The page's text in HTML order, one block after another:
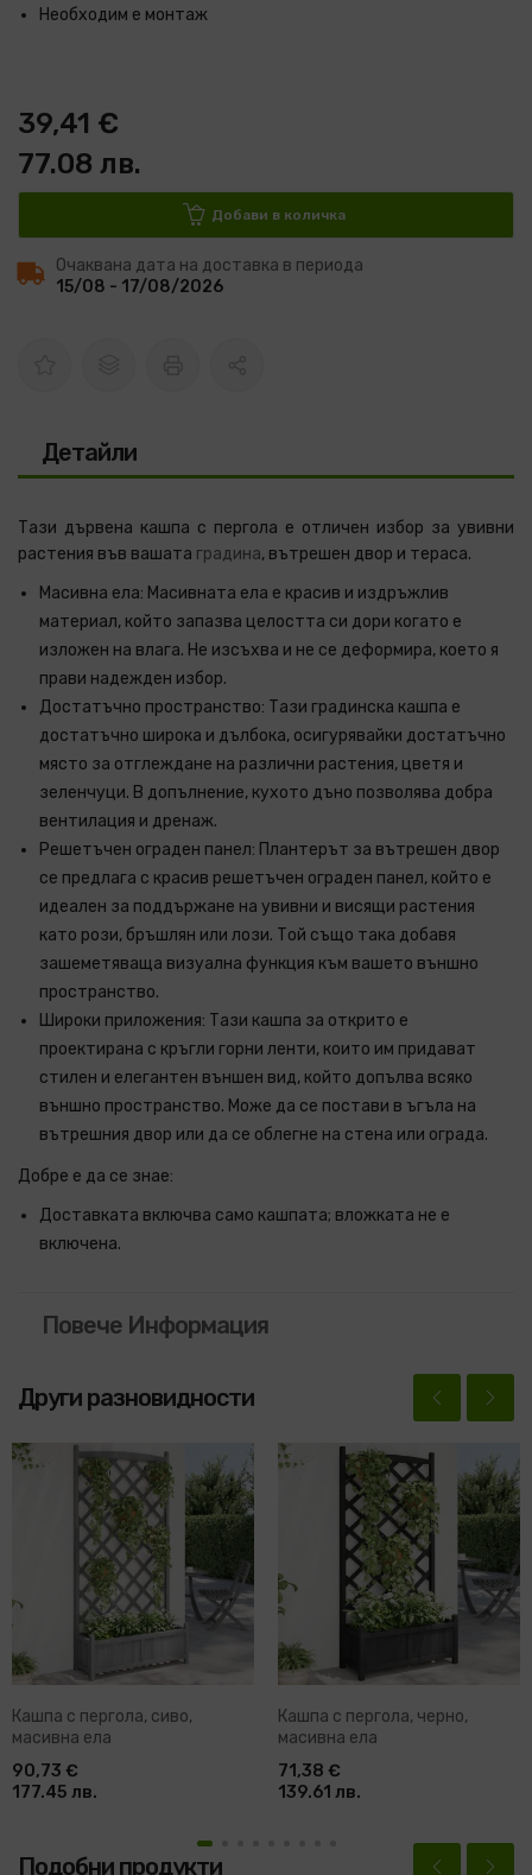
Необходим е монтаж
39,41 €
77.08 лв.
Добави в количка
Очаквана дата на доставка в периода
15/08 - 17/08/2026
Детайли
Тази дървена кашпа с пергола е отличен избор за увивни
растения във вашата градина, вътрешен двор и тераса.
Масивна ела: Масивната ела е красив и издръжлив
материал, който запазва целостта си дори когато е
изложен на влага. Не изсъхва и не се деформира, което я
прави надежден избор.
Достатъчно пространство: Тази градинска кашпа е
достатъчно широка и дълбока, осигурявайки достатъчно
място за отглеждане на различни растения, цветя и
зеленчуци. В допълнение, кухото дъно позволява добра
вентилация и дренаж.
Решетъчен ограден панел: Плантерът за вътрешен двор
се предлага с красив решетъчен ограден панел, който е
идеален за поддържане на увивни и висящи растения
като рози, бръшлян или лози. Той също така добавя
зашеметяваща визуална функция към вашето външно
пространство.
Широки приложения: Тази кашпа за открито е
проектирана с кръгли горни ленти, които им придават
стилен и елегантен външен вид, който допълва всяко
външно пространство. Може да се постави в ъгъла на
вътрешния двор или да се облегне на стена или ограда.
Добре е да се знае:
Доставката включва само кашпата; вложката не е
включена.
Повече Информация
Други разновидности
Кашпа с пергола, сиво,
масивна ела
90,73 €
177.45 лв.
Кашпа с пергола, черно,
масивна ела
71,38 €
139.61 лв.
Подобни продукти